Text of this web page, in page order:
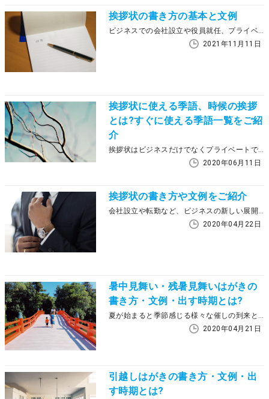
挨拶状の書き方の基本と文例
ビジネスでの会社設立や役員就任、プライベートでの引越しなど、人生の節目に送る挨拶状。いざ書くとなると、正しい書き方やマナー、送るタイミングに自信がない方も多いのではないでしょうか。 この記事ではビジネスシーン別の文例に加え、引越しはがきの書き方と文例もご紹介するので、ぜひ参考にしてください。
2021年11月11日
挨拶状に使える季語、時候の挨拶
とは?すぐに使える季語一覧をご紹
介
挨拶状はビジネスだけでなくプライベートでも利用するシーンがありますが、頻繁に利用しないので適切な時候の挨拶がわからない、なんてことがないでしょうか。この記事では、季節ごとの時候の挨拶について紹介していきます。
2020年06月11日
挨拶状の書き方や文例をご紹介
会社設立や転勤など、ビジネスの新しい展開の時期には様々な手続きが発生します。またこのとき欠かせないのが知人に展開を報告する挨拶状です。ところで皆さんは挨拶状の書き方やマナーについて知っていますか？この記事では、挨拶状の書き方や文例・出すタイミングなどを紹介していきます。
2020年04月22日
暑中見舞い・残暑見舞いはがきの
書き方・文例・出す時期とは?
夏が始まると季節感じる様々な催しの到来とともに、友人からは季節の挨拶状である暑中見舞いが届きます。ところで皆さんは暑中見舞いの書き方やマナーについて知っていますか？この記事では、暑中見舞いはがきとはどんな人に送ればいいのか、また書き方や文例・出す時期などを紹介していきます。
2020年04月21日
引越しはがきの書き方・文例・出
す時期とは?